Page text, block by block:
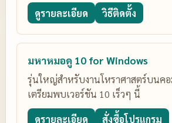
ดูรายละเอียด วิธีติดตั้ง
มหาหมอดู 10 for Windows
รุ่นใหญ่สำหรับงานโหราศาสตร์บนค
เตรียมพบเวอร์ชัน 10 เร็วๆ นี้
ดูรายละเอียด สั่งซื้อโปรแกรม